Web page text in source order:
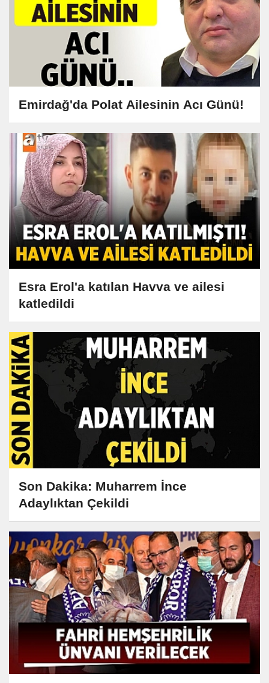
Emirdağ'da Polat Ailesinin Acı Günü!
Esra Erol'a katılan Havva ve ailesi
katledildi
Son Dakika: Muharrem İnce
Adaylıktan Çekildi